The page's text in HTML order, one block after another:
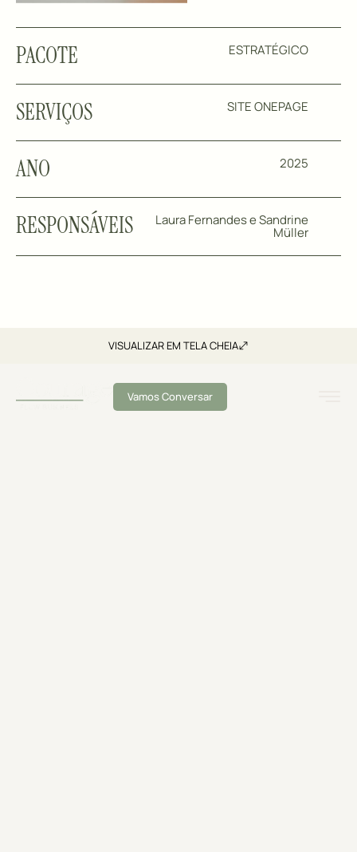
PACOTE ESTRATÉGICO
SERVIÇOS SITE ONEPAGE
ANO 2025
RESPONSÁVEIS Laura Fernandes e Sandrine
Müller
VISUALIZAR EM TELA CHEIA